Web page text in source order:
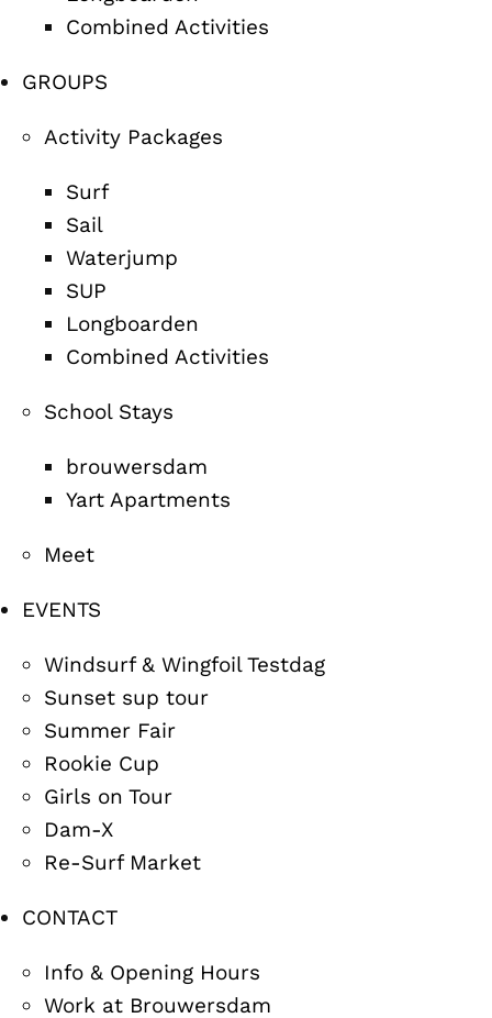
Combined Activities
GROUPS
Activity Packages
Surf
Sail
Waterjump
SUP
Longboarden
Combined Activities
School Stays
brouwersdam
Yart Apartments
Meet
EVENTS
Windsurf & Wingfoil Testdag
Sunset sup tour
Summer Fair
Rookie Cup
Girls on Tour
Dam-X
Re-Surf Market
CONTACT
Info & Opening Hours
Work at Brouwersdam